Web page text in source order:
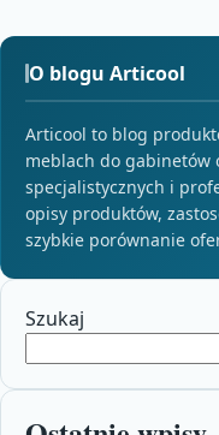
O blogu Articool
Articool to blog
meblach do gabinetów
specjalistycznych i
opisy produktów,
szybkie porównanie
Szukaj